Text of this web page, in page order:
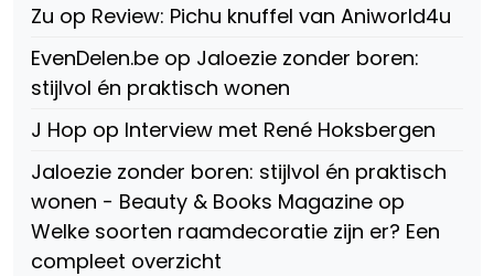
Zu op Review: Pichu knuffel van Aniworld4u
EvenDelen.be op Jaloezie zonder boren:
stijlvol én praktisch wonen
J Hop op Interview met René Hoksbergen
Jaloezie zonder boren: stijlvol én praktisch
wonen - Beauty & Books Magazine op
Welke soorten raamdecoratie zijn er? Een
compleet overzicht